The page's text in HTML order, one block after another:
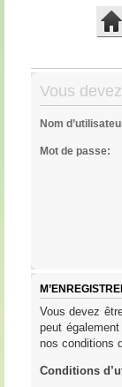
Vous
Nom
Mot de passe:
Vous devez
peut
nos conditions
Conditions